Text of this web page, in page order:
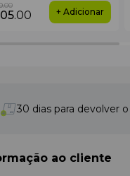
.00
.00
+ Adicionar
30 dias para devolver
ao cliente